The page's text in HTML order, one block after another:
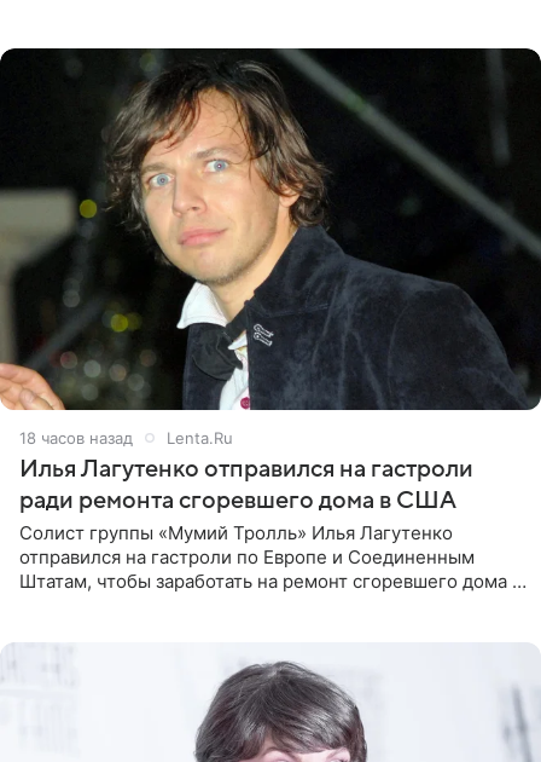
18 часов назад Lenta.Ru
Илья Лагутенко отправился на гастроли
ради ремонта сгоревшего дома в США
Солист группы «Мумий Тролль» Илья Лагутенко
отправился на гастроли по Европе и Соединенным
Штатам, чтобы заработать на ремонт сгоревшего дома в